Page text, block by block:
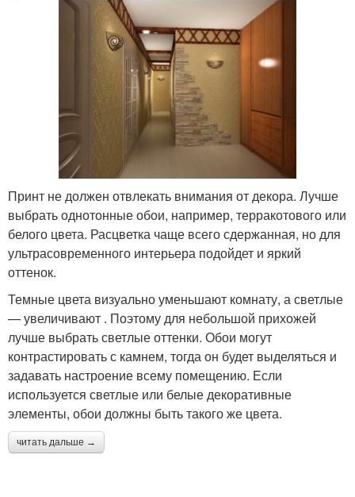
Принт не должен отвлекать внимания от декора. Лучше
выбрать однотонные обои, например, терракотового или
белого цвета. Расцветка чаще всего сдержанная, но для
ультрасовременного интерьера подойдет и яркий
оттенок.
Темные цвета визуально уменьшают комнату, а светлые
— увеличивают . Поэтому для небольшой прихожей
лучше выбрать светлые оттенки. Обои могут
контрастировать с камнем, тогда он будет выделяться и
задавать настроение всему помещению. Если
используется светлые или белые декоративные
элементы, обои должны быть такого же цвета.
читать дальше →